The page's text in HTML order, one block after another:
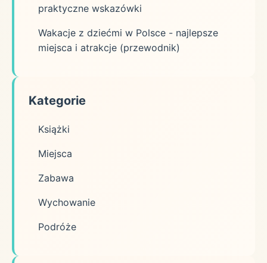
praktyczne wskazówki
Wakacje z dziećmi w Polsce - najlepsze
miejsca i atrakcje (przewodnik)
Kategorie
Książki
Miejsca
Zabawa
Wychowanie
Podróże